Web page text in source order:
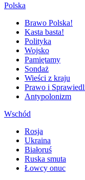
Polska
Brawo Polska!
Kasta basta!
Polityka
Wojsko
Pamiętamy
Sondaż
Wieści z kraju
Prawo i
Antypolonizm
Wschód
Rosja
Ukraina
Białoruś
Ruska smuta
Łowcy onuc